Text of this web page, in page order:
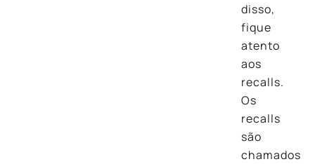
disso,
fique
atento
aos
recalls.
Os
recalls
são
chamados